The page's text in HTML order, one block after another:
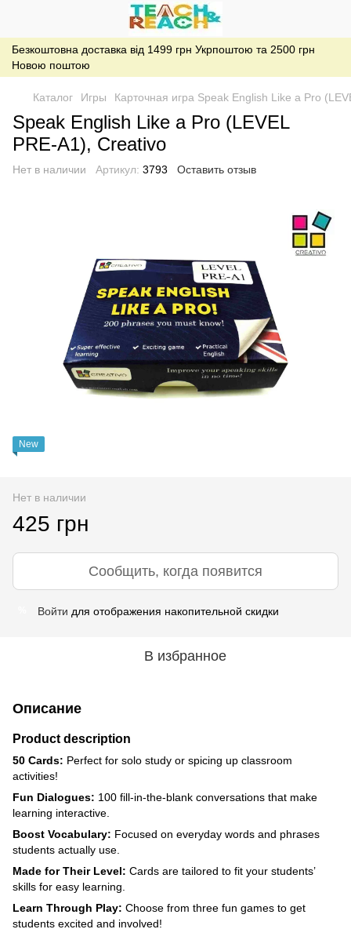
Безкоштовна доставка від 1499 грн Укрпоштою та 2500 грн
Новою поштою
Каталог Игры Карточная игра Speak English Like a Pro
Speak English Like a Pro (LEVEL
PRE-A1), Creativo
Нет в наличии Артикул: 3793 Оставить отзыв
New
Нет в наличии
425 грн
Сообщить, когда появится
Войти для отображения накопительной скидки
В избранное
Описание
Product description
50 Cards: Perfect for solo study or spicing up classroom
activities!
Fun Dialogues: 100 fill-in-the-blank conversations that make
learning interactive.
Boost Vocabulary: Focused on everyday words and phrases
students actually use.
Made for Their Level: Cards are tailored to fit your students’
skills for easy learning.
Learn Through Play: Choose from three fun games to get
students excited and involved!